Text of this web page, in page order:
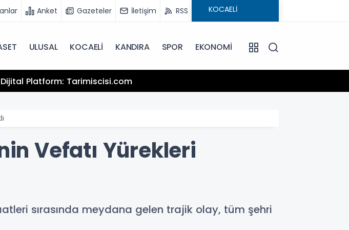
Anket Gazeteler İletişim RSS
ULUSAL KOCAELİ KANDIRA SPOR EKONOMİ
Platform: Tarimiscisi.com
Vefatı Yürekleri
sırasında meydana gelen trajik olay, tüm şehri